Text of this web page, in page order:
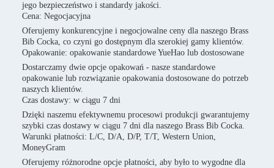
jego bezpieczeństwo i standardy jakości.
Cena: Negocjacyjna
Oferujemy konkurencyjne i negocjowalne ceny dla naszego Brass
Bib Cocka, co czyni go dostępnym dla szerokiej gamy klientów.
Opakowanie: opakowanie standardowe YueHao lub dostosowane
Dostarczamy dwie opcje opakowań - nasze standardowe
opakowanie lub rozwiązanie opakowania dostosowane do potrzeb
naszych klientów.
Czas dostawy: w ciągu 7 dni
Dzięki naszemu efektywnemu procesowi produkcji gwarantujemy
szybki czas dostawy w ciągu 7 dni dla naszego Brass Bib Cocka.
Warunki płatności: L/C, D/A, D/P, T/T, Western Union,
MoneyGram
Oferujemy różnorodne opcje płatności, aby było to wygodne dla